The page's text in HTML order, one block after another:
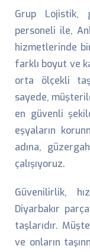
Grup Lojistik,
personeli ile,
hizmetlerinde
farklı boyut ve
orta ölçekli
sayede,
en güvenli
eşyaların
adına,
çalışıyoruz.
Güvenilirlik,
Diyarbakır
taşlarıdır.
ve onların